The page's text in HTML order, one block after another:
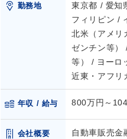
勤務地
東京都 / 愛知
フィリピン /
北米（アメリ
ゼンチン等）
等） / ヨーロ
近東・アフリ
年収 / 給与 800万円～
会社概要 自動車販売金